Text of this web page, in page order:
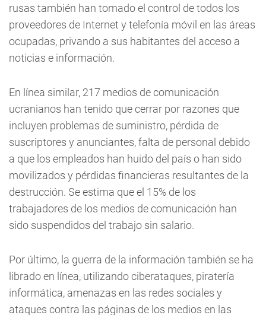
rusas también han tomado el control de todos los
proveedores de Internet y telefonía móvil en las áreas
ocupadas, privando a sus habitantes del acceso a
noticias e información.
En línea similar, 217 medios de comunicación
ucranianos han tenido que cerrar por razones que
incluyen problemas de suministro, pérdida de
suscriptores y anunciantes, falta de personal debido
a que los empleados han huido del país o han sido
movilizados y pérdidas financieras resultantes de la
destrucción. Se estima que el 15% de los
trabajadores de los medios de comunicación han
sido suspendidos del trabajo sin salario.
Por último, la guerra de la información también se ha
librado en línea, utilizando ciberataques, piratería
informática, amenazas en las redes sociales y
ataques contra las páginas de los medios en las